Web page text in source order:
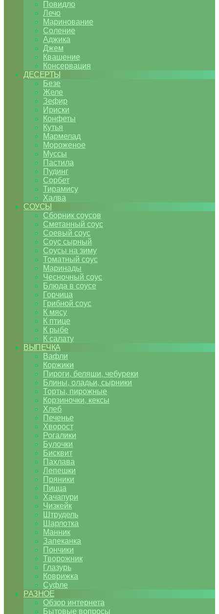
Повидло
Лечо
Маринование
Соление
Аджика
Джем
Квашение
Консервация
ДЕСЕРТЫ
Безе
Желе
Зефир
Ириски
Конфеты
Кутья
Мармелад
Мороженое
Муссы
Пастила
Пудинг
Сорбет
Тирамису
Халва
СОУСЫ
Сборник соусов
Сметанный соус
Соевый соус
Соус сырный
Соусы на зиму
Томатный соус
Маринады
Чесночный соус
Блюда в соусе
Горчица
Грибной соус
К мясу
К птице
К рыбе
К салату
ВЫПЕЧКА
Вафли
Коржики
Пироги, беляши, чебуреки
Блины, оладьи, сырники
Торты, пирожные
Корзиночки, кексы
Хлеб
Печенье
Хворост
Рогалики
Булочки
Бисквит
Пахлава
Лепешки
Пряники
Пицца
Хачапури
Чизкейк
Штрудель
Шарлотка
Манник
Запеканка
Пончики
Творожник
Глазурь
Коврижка
Суфле
РАЗНОЕ
Обзор интернета
Бытовые вопросы